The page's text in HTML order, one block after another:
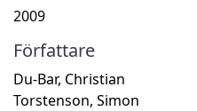
2009
Författare
Du-Bar, Christian
Torstenson, Simon